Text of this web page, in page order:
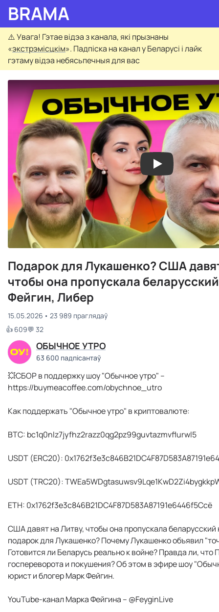
BRAMA
⚠️Увага! Гэтае відэа з канала, які прызнаны
«экстрэмісцкім». Падпіска на канал у Беларусі і лайк
гэтаму відэа небясьпечныя для вас
Подарок для Лукашенко? США
чтобы она пропускала
Фейгин, Либер
15.05.2026
23 989 праглядаў
👍 609💬 32
ОБЫЧНОЕ УТРО
63 600 падпісантаў
💥СБОР в поддержку шоу "Обычное утро" –
https://buymeacoffee.com/obychnoe_utro
Как поддержать "Обычное утро" в криптовалюте:
BTC: bc1q0nlz7jyfhz2razz0qg2pz99guvtazmvflurwl5
USDT (ERC20):
USDT (TRC20):
ETH: 0x1762f3e3c846B21DC4F87D583A87191e6446f5Ccё
США давят на Литву, чтобы она пропускала
подарок для Лукашенко? Почему Лукашенко объявил
Готовится ли Беларусь реально к войне? Правда ли, что
госпереворота и покушения? Об этом в эфире шоу
юрист и блогер Марк Фейгин.
YouTube-канал Марка Фейгина – @FeyginLive